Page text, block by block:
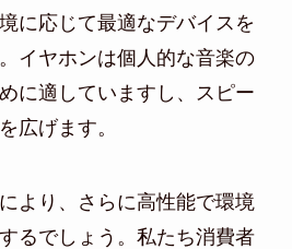
に応じて最適なデバイスを
イヤホンは個人的な音楽の
に適していますし、スピー
広げます。
より、さらに高性能で環境
るでしょう。私たち消費者